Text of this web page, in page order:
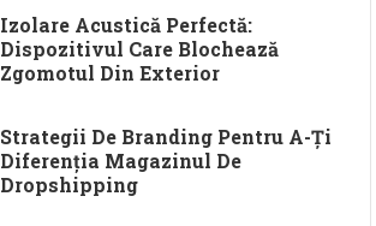
Izolare Acustică Perfectă:
Dispozitivul Care Blochează
Zgomotul Din Exterior
Strategii De Branding Pentru A-Ți
Diferenția Magazinul De
Dropshipping